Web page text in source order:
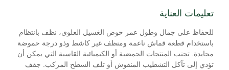
تعليمات العناية
للحفاظ على جمال وطول عمر حوض الغسيل العلوي، نظف بانتظام
باستخدام قطعة قماش ناعمة ومنظف غير كاشط وذو درجة حموضة
محايدة. تجنب المنتجات الحمضية أو الكيميائية القاسية التي يمكن أن
تؤدي إلى تآكل التشطيب المنقوش أو تلف السطح المركب. جفف